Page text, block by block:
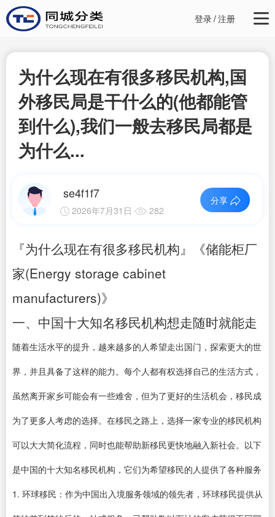
登录/注册
为什么现在有很多移民机构,国
外移民局是干什么的(他都能管
到什么),我们一般去移民局都是
为什么...
se4f1f7
2026年7月31日 282
分享
『为什么现在有很多移民机构』《储能柜厂
家(Energy storage cabinet
manufacturers)》
一、中国十大知名移民机构想走随时就能走
随着生活水平的提升，越来越多的人希望走出国门，探索更大的世
界，并且具备了这样的能力。每个人都有权选择自己的生活方式，
虽然离开家乡可能会有一些难舍，但为了更好的生活机会，移民成
为了更多人考虑的选择。在移民之路上，选择一家专业的移民机构
可以大大简化流程，同时也能帮助新移民更快地融入新社会。以下
是中国的十大知名移民机构，它们为希望移民的人提供了各种服务
1. 环球移民：作为中国出入境服务领域的领先者，环球移民提供从